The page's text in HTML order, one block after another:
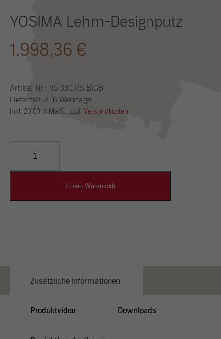
YOSIMA Lehm-Designputz
1.998,36 €
Artikel-Nr.: 45.330.RS.BIGB
Lieferzeit: 4-6 Werktage
Inkl. 20.00 % MwSt. zzgl. Versandkosten
Designputz
In den Warenkorb
Zusätzliche Informationen
Produktvideo Downloads